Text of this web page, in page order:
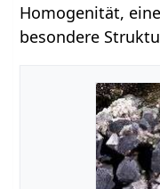
Homogenität,
besondere